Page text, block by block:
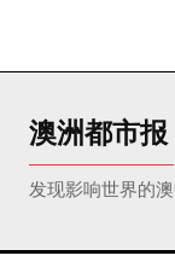
澳洲都市报
发现影响世界的